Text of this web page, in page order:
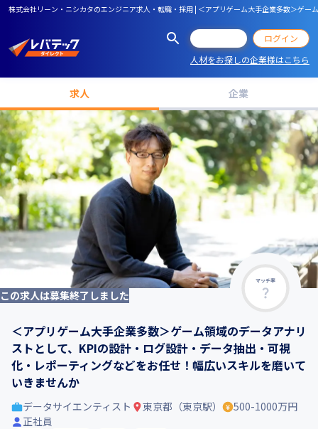
株式会社リーン・ニシカタのエンジニア求人・転職・採用 | ＜アプリゲーム大手企業多数＞ゲ
ログイン
人材をお探しの企業様はこちら
求人 企業
マッチ率
この求人は募集終了しました
＜アプリゲーム大手企業多数＞ゲーム領域のデータアナリ
ストとして、KPIの設計・ログ設計・データ抽出・可視
化・レポーティングなどをお任せ！幅広いスキルを磨いて
いきませんか
データサイエンティスト 東京都（東京駅）
500-1000万円
正社員